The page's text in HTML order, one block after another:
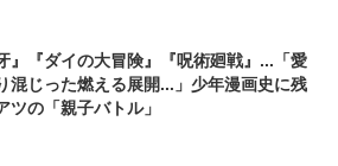
』『ダイの大冒険』『呪術廻戦』...「愛
混じった燃える展開...」少年漫画史に残
ツの「親子バトル」